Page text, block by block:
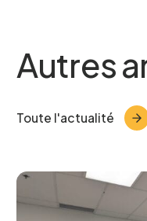
Autres
Toute l'actualité
participer à ses
essais. Écrivez-